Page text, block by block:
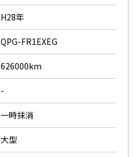
H28年
QPG-FR1EXEG
626000km
-
一時抹消
大型